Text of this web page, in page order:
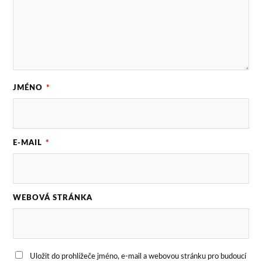
JMÉNO *
E-MAIL *
WEBOVÁ STRÁNKA
Uložit do prohlížeče jméno, e-mail a webovou stránku pro budoucí